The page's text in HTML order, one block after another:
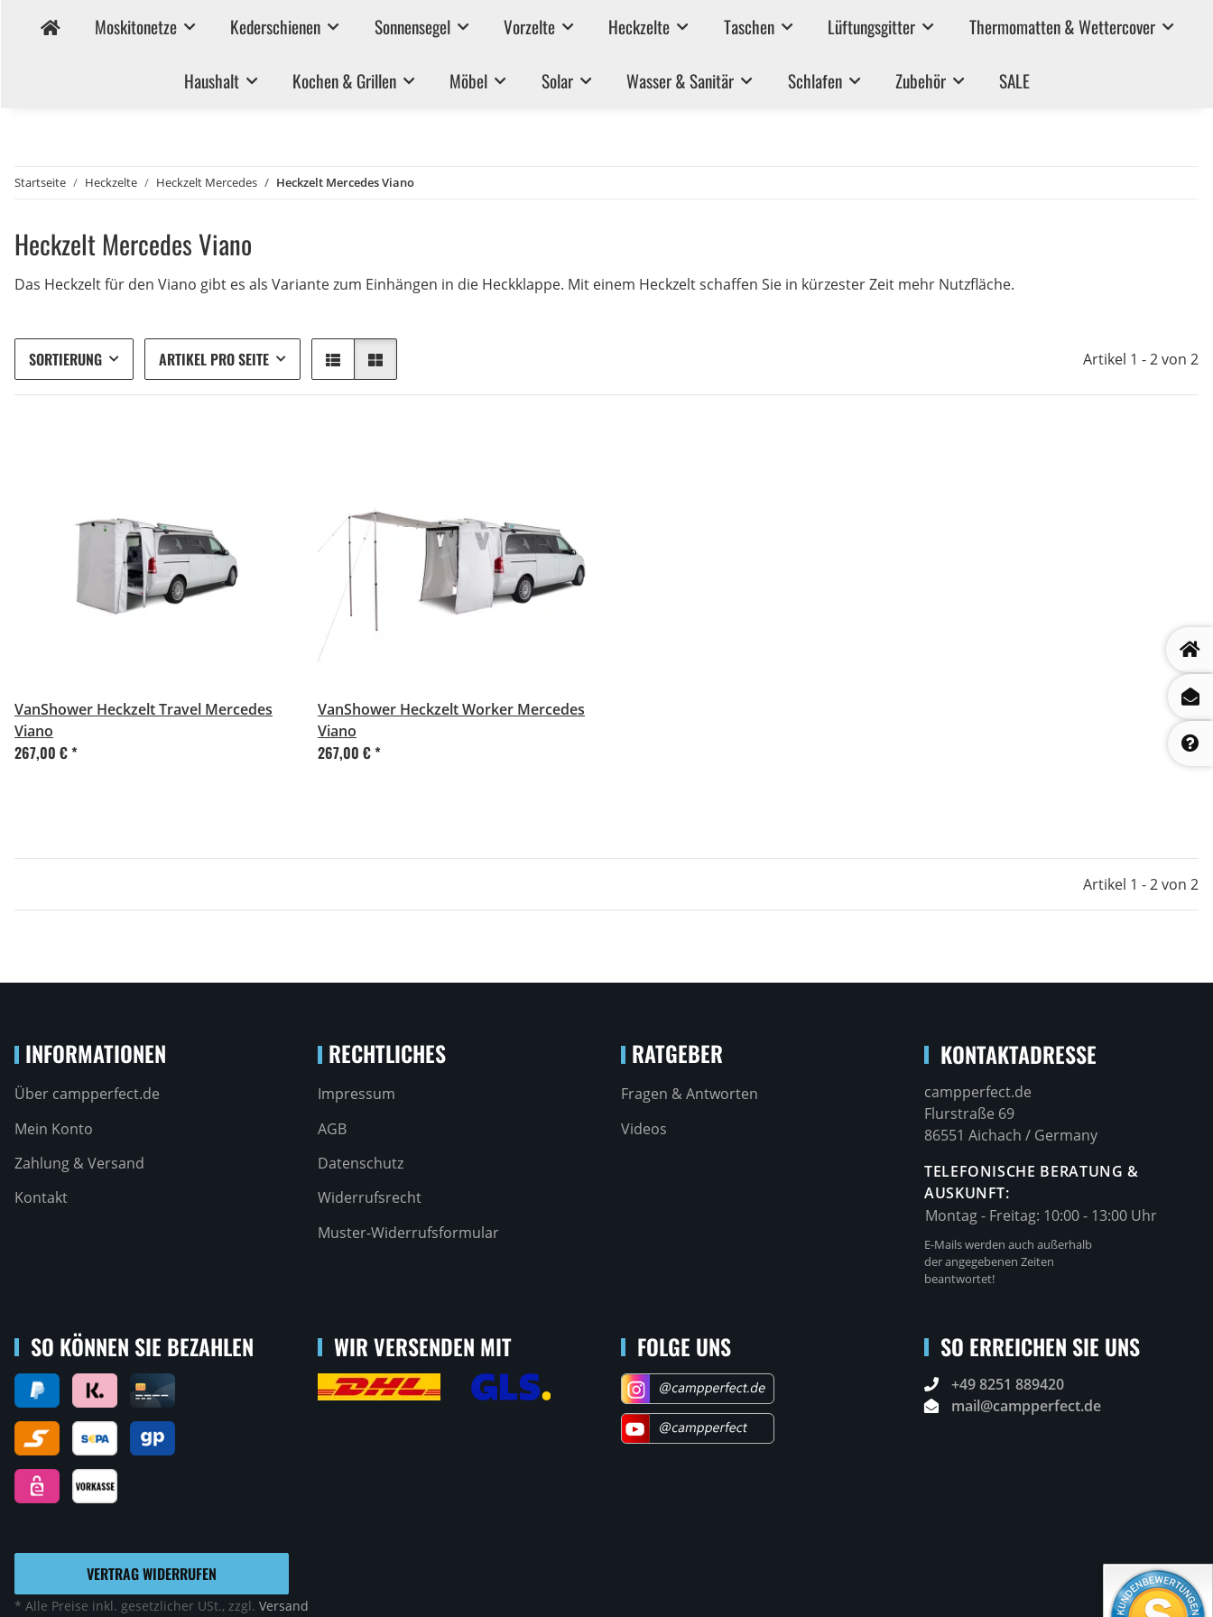
Moskitonetze Kederschienen Sonnensegel Vorzelte Heckzelte Taschen Lüftungsgitter Thermomatten & Wettercover
Haushalt Kochen & Grillen Möbel Solar Wasser & Sanitär Schlafen Zubehör SALE
Startseite Heckzelte Heckzelt Mercedes Heckzelt Mercedes Viano
Heckzelt Mercedes Viano
Das Heckzelt für den Viano gibt es als Variante zum Einhängen in die Heckklappe. Mit einem Heckzelt schaffen Sie in kürzester Zeit mehr Nutzfläche.
SORTIERUNG ARTIKEL PRO SEITE Artikel 1 - 2 von 2
VanShower Heckzelt Travel Mercedes
Viano
267,00 €*
VanShower Heckzelt Worker Mercedes
Viano
267,00 €*
Artikel 1 - 2 von 2
INFORMATIONEN
Über campperfect.de
Mein Konto
Zahlung & Versand
Kontakt
RECHTLICHES
Impressum
AGB
Datenschutz
Widerrufsrecht
Muster-Widerrufsformular
RATGEBER
Fragen & Antworten
Videos
KONTAKTADRESSE
campperfect.de
Flurstraße 69
86551 Aichach / Germany
TELEFONISCHE BERATUNG &
AUSKUNFT:
Montag - Freitag: 10:00 - 13:00 Uhr
E-Mails werden auch außerhalb
der angegebenen Zeiten
beantwortet!
SO KÖNNEN SIE BEZAHLEN WIR VERSENDEN MIT FOLGE UNS SO ERREICHEN SIE UNS
+49 8251 889420
mail@campperfect.de
VERTRAG WIDERRUFEN
* Alle Preise inkl. gesetzlicher USt., zzgl. Versand